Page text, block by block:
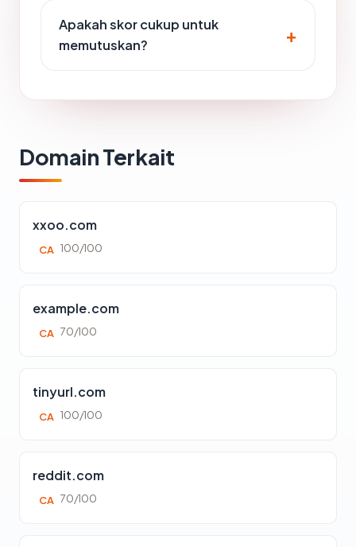
Apakah skor cukup untuk
memutuskan?
Domain Terkait
xxoo.com
CA 100/100
example.com
CA 70/100
tinyurl.com
CA 100/100
reddit.com
CA 70/100